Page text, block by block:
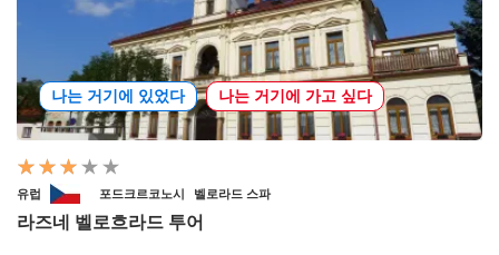
나는 거기에 있었다 나는 거기에 가고 싶다
유럽 포드크르코노시 벨로라드 스파
라즈네 벨로흐라드 투어